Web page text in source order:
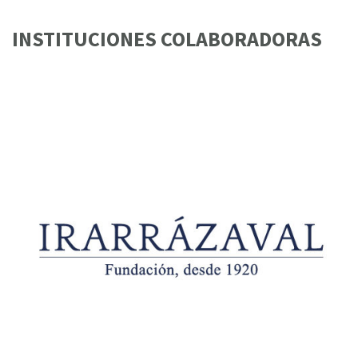
INSTITUCIONES COLABORADORAS